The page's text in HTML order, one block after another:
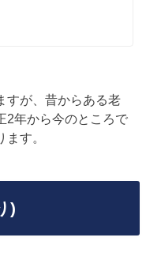
すが、昔からある老
2年から今のところで
す。
)